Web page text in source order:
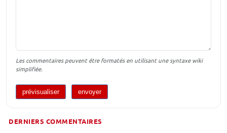
Les commentaires peuvent être formatés en utilisant une syntaxe wiki
simplifiée.
DERNIERS COMMENTAIRES